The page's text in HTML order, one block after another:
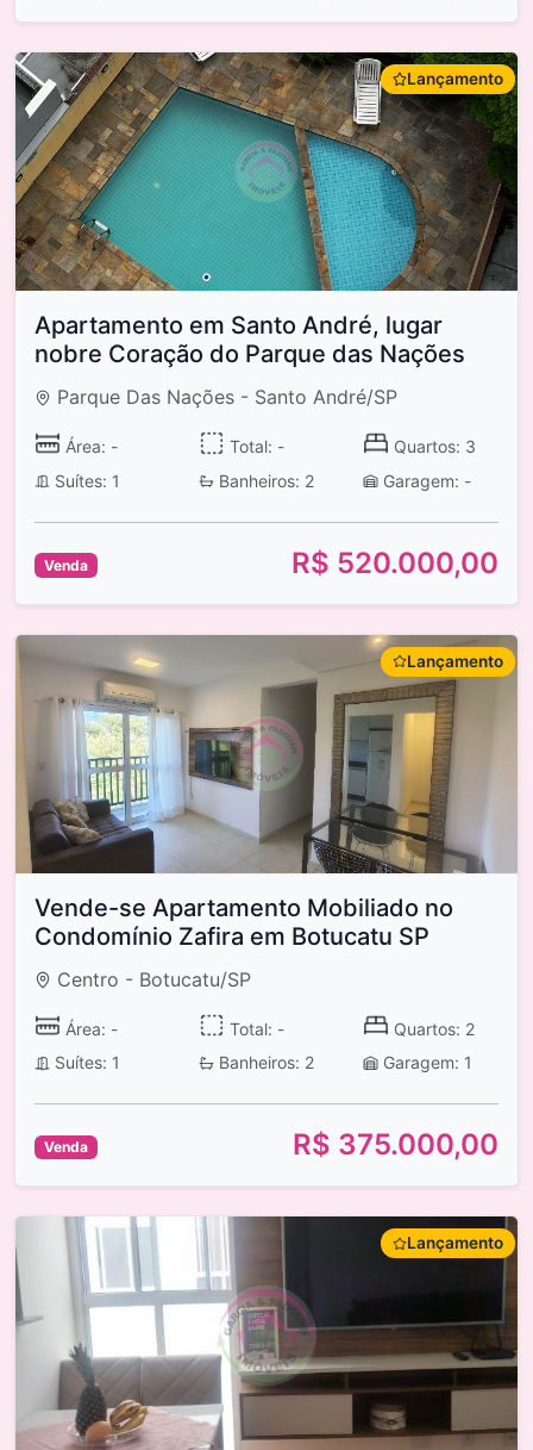
Lançamento
Apartamento em Santo André, lugar
nobre Coração do Parque das Nações
Parque Das Nações - Santo André/SP
Área: - Total: -
Quartos: 3
Suítes: 1
Banheiros: 2 Garagem: -
Venda R$ 520.000,00
Lançamento
Vende-se Apartamento Mobiliado no
Condomínio Zafira em Botucatu SP
Centro - Botucatu/SP
Área: - Total: -
Quartos: 2
Suítes: 1
Banheiros: 2 Garagem: 1
Venda R$ 375.000,00
Lançamento